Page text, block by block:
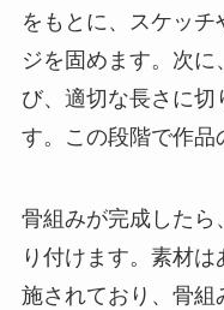
をもとに、スケッ
ジを固めます。次
び、適切な長さに切
す。この段階で作品
骨組みが完成した
り付けます。素材
施されており、骨